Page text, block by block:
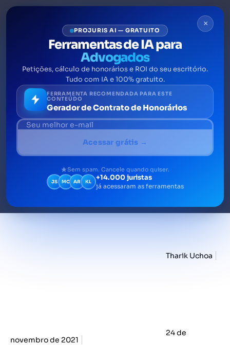
Reforma Eleitoral 2021:
principais mudanças
A reforma eleitoral 2021 é um conjunto de
alterações realizadas neste ano nas regras do
Direito Eleitoral que passarão a valer, tanto
nas eleições de 2022, quanto nas seguintes
Tharik Uchoa
24 de
novembro de 2021
×
PROJURIS AI — GRATUITO
Ferramentas de IA para
Advogados
Petições, cálculo de honorários e ROI do seu escritório.
Tudo com IA e 100% gratuito.
FERRAMENTA RECOMENDADA PARA ESTE
CONTEÚDO
Gerador de Contrato de Honorários
Acessar grátis →
Sem spam. Cancele quando quiser.
JS MC AR KL +14.000 juristas
já acessaram as ferramentas